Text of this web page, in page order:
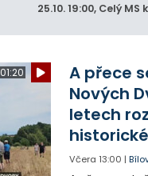
25.10. 19:00, Celý MS
01:20
A přece
Nových
letech
Včera 13:00 |